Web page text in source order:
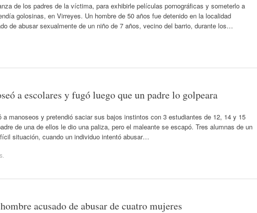
de los padres de la víctima, para exhibirle películas pornográficas y someterlo a
golosinas, en Virreyes. Un hombre de 50 años fue detenido en la localidad
de abusar sexualmente de un niño de 7 años, vecino del barrio, durante los…
a escolares y fugó luego que un padre lo golpeara
a manoseos y pretendió saciar sus bajos instintos con 3 estudiantes de 12, 14 y 15
de una de ellos le dio una paliza, pero el maleante se escapó. Tres alumnas de un
situación, cuando un individuo intentó abusar…
acusado de abusar de cuatro mujeres